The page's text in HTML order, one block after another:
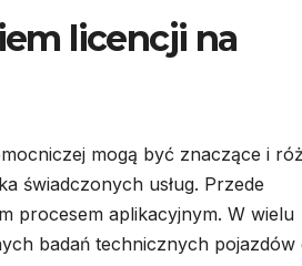
licencji na
mogą być znaczące i
świadczonych usług. Przede
procesem aplikacyjnym. W wielu
badań technicznych pojazdów